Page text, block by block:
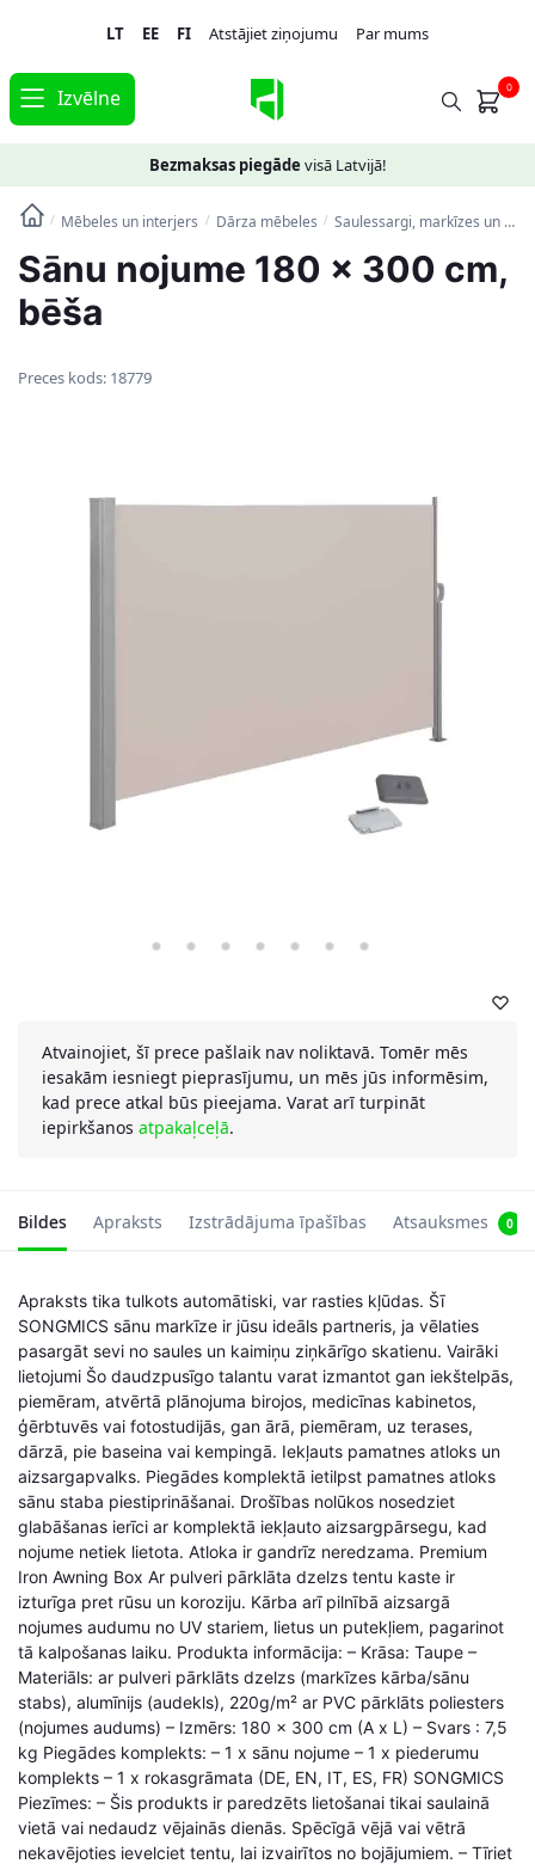
navigation
content
LT EE FI Atstājiet ziņojumu Par mums
Izvēlne 0
Bezmaksas piegāde visā Latvijā!
/ Mēbeles un interjers / Dārza mēbeles / Saulessargi, markīzes un statīvi
Sānu nojume 180 x 300 cm,
bēša
Preces kods: 18779
Atvainojiet, šī prece pašlaik nav noliktavā. Tomēr mēs
iesakām iesniegt pieprasījumu, un mēs jūs informēsim,
kad prece atkal būs pieejama. Varat arī turpināt
iepirkšanos atpakaļceļā.
Bildes Apraksts Izstrādājuma īpašības Atsauksmes 0
Apraksts tika tulkots automātiski, var rasties kļūdas. Šī
SONGMICS sānu markīze ir jūsu ideāls partneris, ja vēlaties
pasargāt sevi no saules un kaimiņu ziņkārīgo skatienu. Vairāki
lietojumi Šo daudzpusīgo talantu varat izmantot gan iekštelpās,
piemēram, atvērtā plānojuma birojos, medicīnas kabinetos,
ģērbtuvēs vai fotostudijās, gan ārā, piemēram, uz terases,
dārzā, pie baseina vai kempingā. Iekļauts pamatnes atloks un
aizsargapvalks. Piegādes komplektā ietilpst pamatnes atloks
sānu staba piestiprināšanai. Drošības nolūkos nosedziet
glabāšanas ierīci ar komplektā iekļauto aizsargpārsegu, kad
nojume netiek lietota. Atloka ir gandrīz neredzama. Premium
Iron Awning Box Ar pulveri pārklāta dzelzs tentu kaste ir
izturīga pret rūsu un koroziju. Kārba arī pilnībā aizsargā
nojumes audumu no UV stariem, lietus un putekļiem, pagarinot
tā kalpošanas laiku. Produkta informācija: – Krāsa: Taupe –
Materiāls: ar pulveri pārklāts dzelzs (markīzes kārba/sānu
stabs), alumīnijs (audekls), 220g/m² ar PVC pārklāts poliesters
(nojumes audums) – Izmērs: 180 x 300 cm (A x L) – Svars : 7,5
kg Piegādes komplekts: – 1 x sānu nojume – 1 x piederumu
komplekts – 1 x rokasgrāmata (DE, EN, IT, ES, FR) SONGMICS
Piezīmes: – Šis produkts ir paredzēts lietošanai tikai saulainā
vietā vai nedaudz vējainās dienās. Spēcīgā vējā vai vētrā
nekavējoties ievelciet tentu, lai izvairītos no bojājumiem. – Tīriet